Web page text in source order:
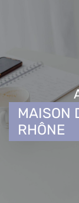
MAISON DES ADOLESCENTS DU
RHÔNE